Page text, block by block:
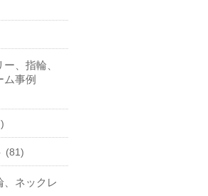
、指輪、
ム事例
(81)
、ネックレ